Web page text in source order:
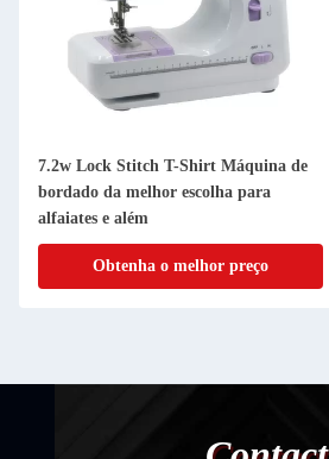
7.2w Lock Stitch T-Shirt Máquina de
bordado da melhor escolha para
alfaiates e além
Obtenha o melhor preço